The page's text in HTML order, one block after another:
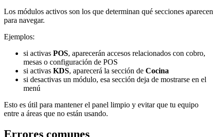
Los módulos activos son los que determinan qué secciones aparecen
para navegar.
Ejemplos:
si activas POS, aparecerán accesos relacionados con cobro,
mesas o configuración de POS
si activas KDS, aparecerá la sección de Cocina
si desactivas un módulo, esa sección deja de mostrarse en el
menú
Esto es útil para mantener el panel limpio y evitar que tu equipo
entre a áreas que no están usando.
Errores comunes